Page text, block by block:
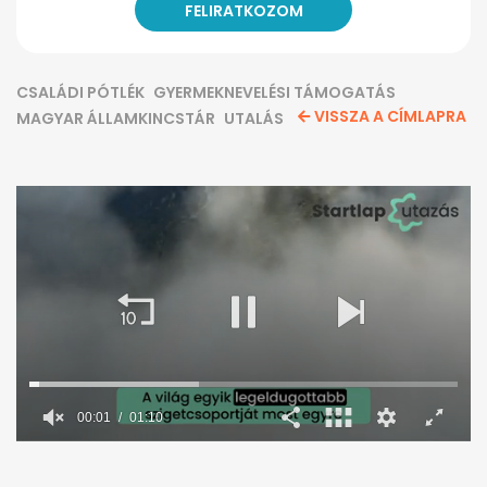
CSALÁDI PÓTLÉK GYERMEKNEVELÉSI TÁMOGATÁS
MAGYAR ÁLLAMKINCSTÁR UTALÁS VISSZA A CÍMLAPRA